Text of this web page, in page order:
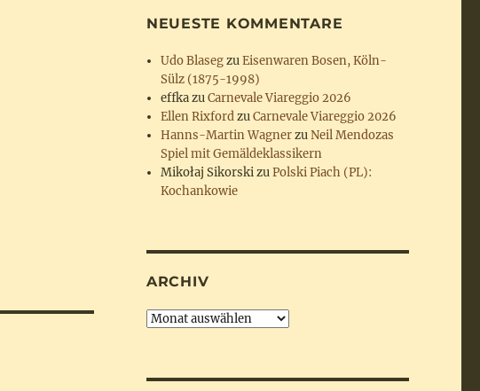
NEUESTE KOMMENTARE
Udo BlasegzuEisenwaren Bosen, Köln-
Sülz (1875-1998)
effkazuCarnevale Viareggio 2026
Ellen RixfordzuCarnevale Viareggio 2026
Hanns-Martin WagnerzuNeil Mendozas
Spiel mit Gemäldeklassikern
Mikołaj SikorskizuPolski Piach (PL):
Kochankowie
ARCHIV
Archiv